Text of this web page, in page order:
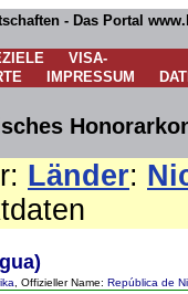
- Das Portal
VISA-
IMPRESSUM
Länder:
, Offizieller Name: República de